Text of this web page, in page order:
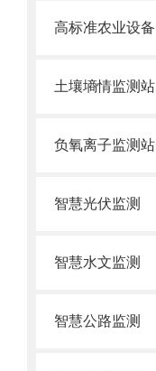
高标准农业设备
土壤墒情监测站
负氧离子监测站
智慧光伏监测
智慧水文监测
智慧公路监测